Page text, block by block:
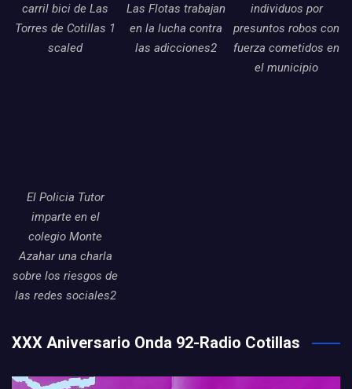
carril bici de Las
Torres de Cotillas 1
scaled
Las Flotas trabajan
en la lucha contra
las adicciones2
individuos por
presuntos robos con
fuerza cometidos en
el municipio
El Policia Tutor
imparte en el
colegio Monte
Azahar una charla
sobre los riesgos de
las redes sociales2
XXX Aniversario Onda 92-Radio Cotillas